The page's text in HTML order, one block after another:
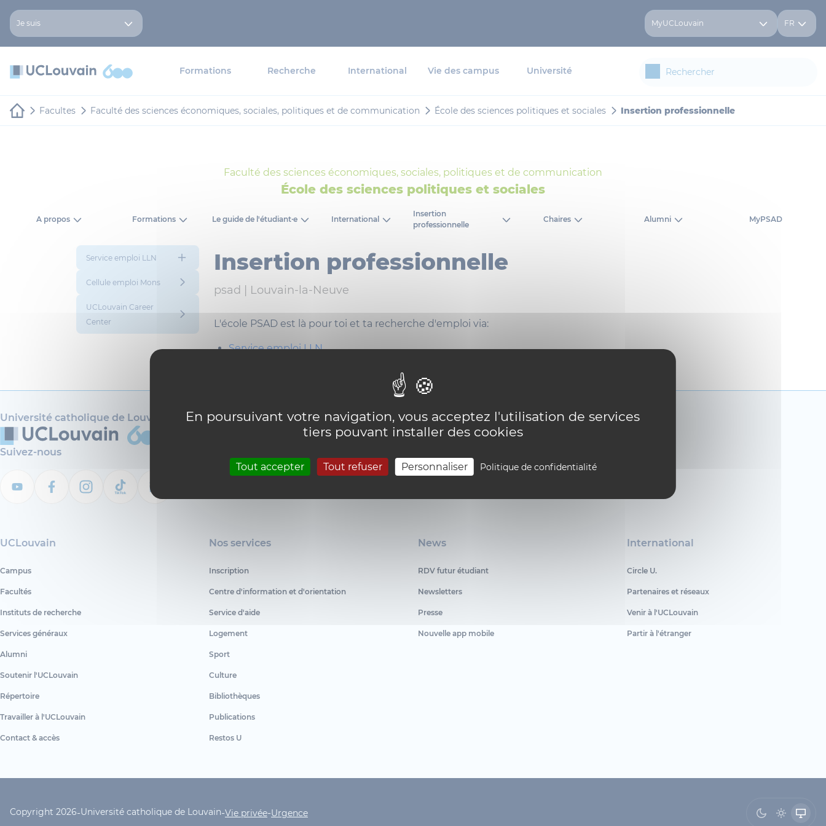
Panneau de gestion des cookies
En poursuivant votre navigation, vous acceptez l'utilisation de services
tiers pouvant installer des cookies
Tout accepter Tout refuser Personnaliser Politique de confidentialité
Je suis MyUCLouvain FR
Formations Recherche International Vie des campus Université
Facultes Faculté des sciences économiques, sociales, politiques et de communication École des sciences politiques et sociales Insertion professionnelle
Faculté des sciences économiques, sociales, politiques et de communication
École des sciences politiques et sociales
A propos Formations Le guide de l'étudiant·e International
Insertion
professionnelle
Chaires Alumni MyPSAD
Service emploi LLN
Cellule emploi Mons
UCLouvain Career
Center
Insertion professionnelle
psad | Louvain-la-Neuve
L'école PSAD est là pour toi et ta recherche d'emploi via:
Service emploi LLN
Université catholique de Louvain
Suivez-nous
UCLouvain
Campus
Facultés
Instituts de recherche
Services généraux
Alumni
Soutenir l'UCLouvain
Répertoire
Travailler à l'UCLouvain
Contact & accès
Nos services
Inscription
Centre d'information et d'orientation
Service d'aide
Logement
Sport
Culture
Bibliothèques
Publications
Restos U
News
RDV futur étudiant
Newsletters
Presse
Nouvelle app mobile
International
Circle U.
Partenaires et réseaux
Venir à l'UCLouvain
Partir à l'étranger
UCLouvain Footer Copyright
Copyright 2026-Université catholique de Louvain-Vie privée-Urgence